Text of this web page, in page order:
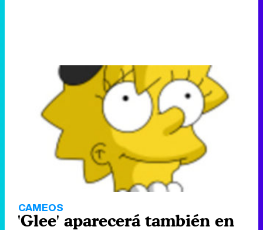
CAMEOS
'Glee' aparecerá también en